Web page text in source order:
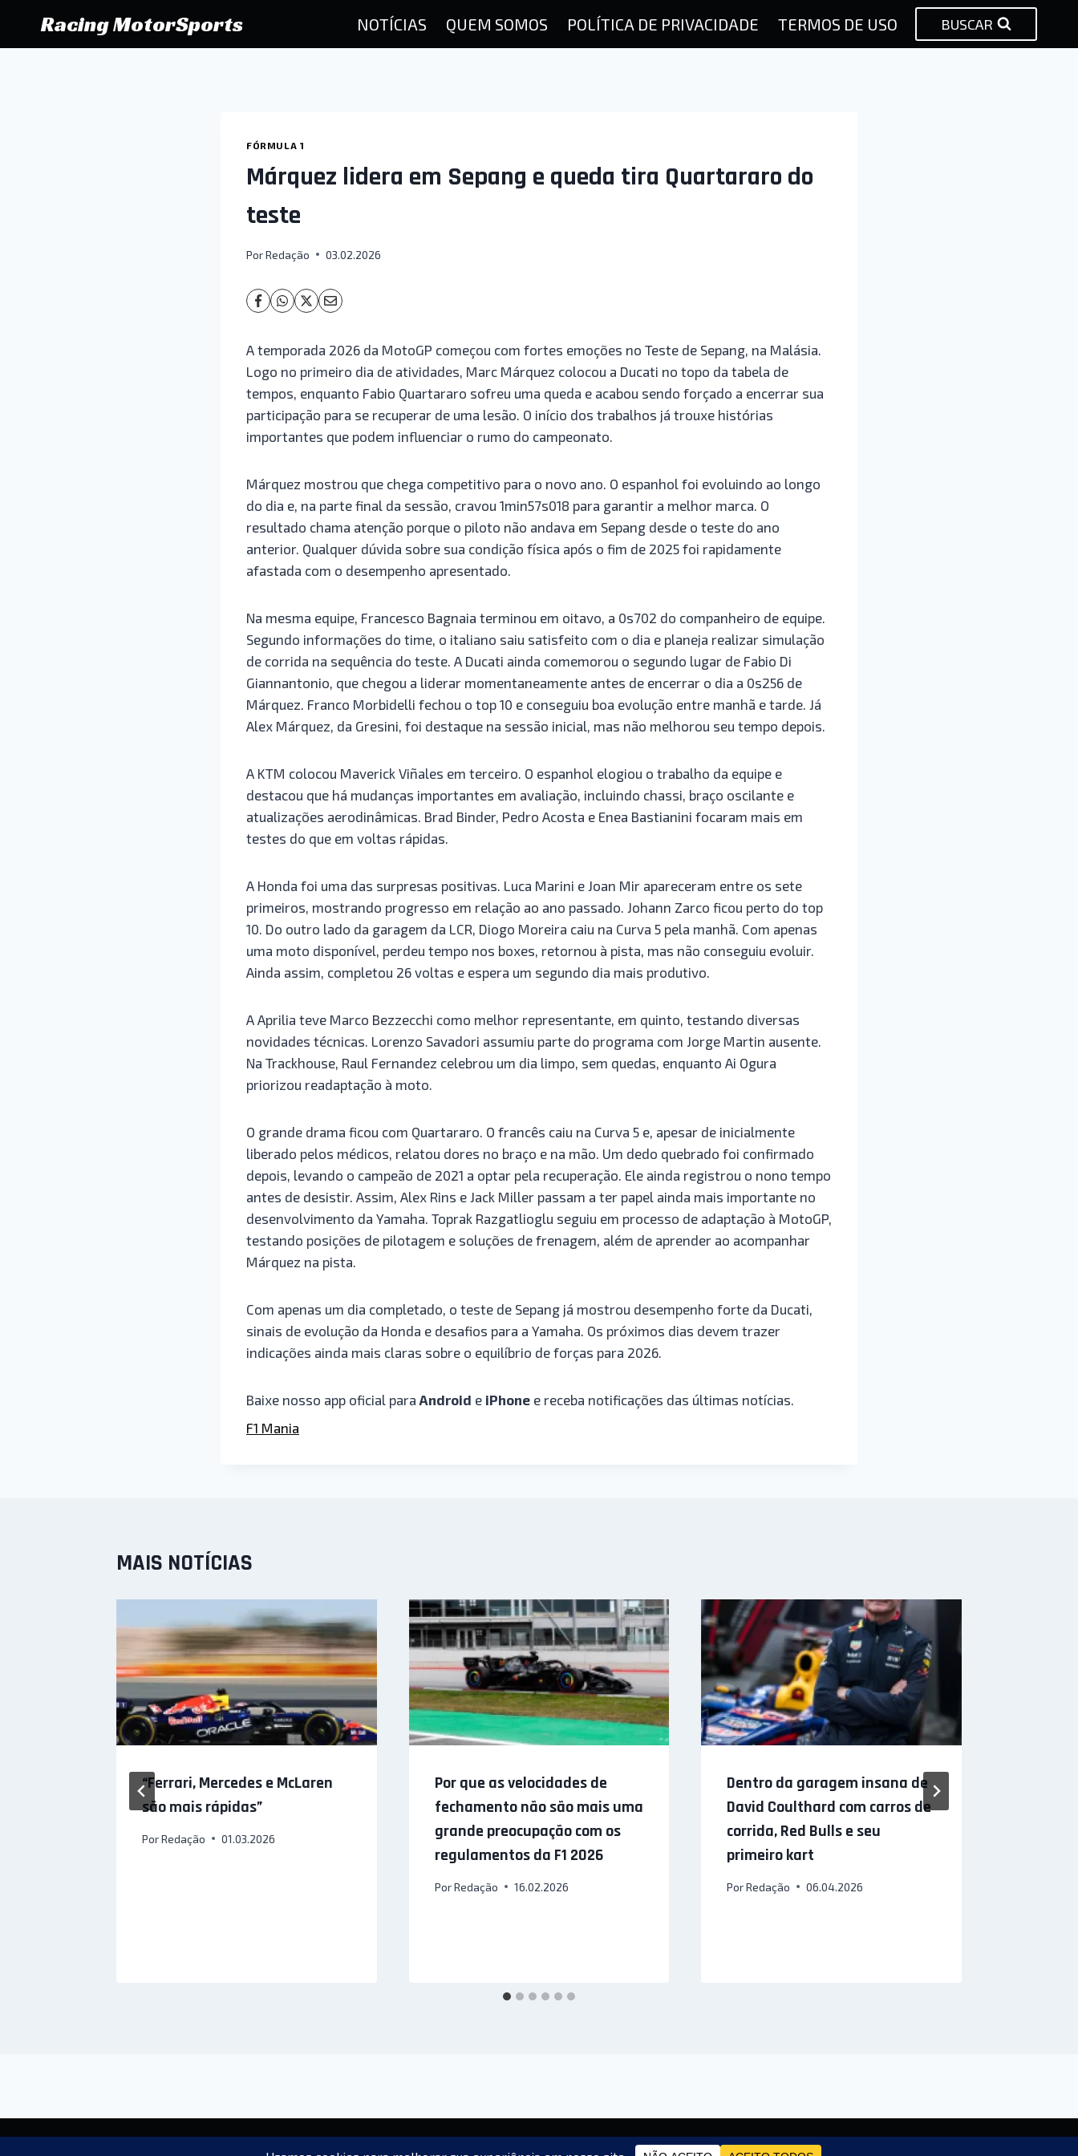
o
Racing MotorSports NOTÍCIAS QUEM SOMOS POLÍTICA DE PRIVACIDADE TERMOS DE USO BUSCAR
FÓRMULA 1
Márquez lidera em Sepang e queda tira Quartararo do
teste
PorRedação 03.02.2026
A temporada 2026 da MotoGP começou com fortes emoções no Teste de Sepang, na Malásia.
Logo no primeiro dia de atividades, Marc Márquez colocou a Ducati no topo da tabela de
tempos, enquanto Fabio Quartararo sofreu uma queda e acabou sendo forçado a encerrar sua
participação para se recuperar de uma lesão. O início dos trabalhos já trouxe histórias
importantes que podem influenciar o rumo do campeonato.
Márquez mostrou que chega competitivo para o novo ano. O espanhol foi evoluindo ao longo
do dia e, na parte final da sessão, cravou 1min57s018 para garantir a melhor marca. O
resultado chama atenção porque o piloto não andava em Sepang desde o teste do ano
anterior. Qualquer dúvida sobre sua condição física após o fim de 2025 foi rapidamente
afastada com o desempenho apresentado.
Na mesma equipe, Francesco Bagnaia terminou em oitavo, a 0s702 do companheiro de equipe.
Segundo informações do time, o italiano saiu satisfeito com o dia e planeja realizar simulação
de corrida na sequência do teste. A Ducati ainda comemorou o segundo lugar de Fabio Di
Giannantonio, que chegou a liderar momentaneamente antes de encerrar o dia a 0s256 de
Márquez. Franco Morbidelli fechou o top 10 e conseguiu boa evolução entre manhã e tarde. Já
Alex Márquez, da Gresini, foi destaque na sessão inicial, mas não melhorou seu tempo depois.
A KTM colocou Maverick Viñales em terceiro. O espanhol elogiou o trabalho da equipe e
destacou que há mudanças importantes em avaliação, incluindo chassi, braço oscilante e
atualizações aerodinâmicas. Brad Binder, Pedro Acosta e Enea Bastianini focaram mais em
testes do que em voltas rápidas.
A Honda foi uma das surpresas positivas. Luca Marini e Joan Mir apareceram entre os sete
primeiros, mostrando progresso em relação ao ano passado. Johann Zarco ficou perto do top
10. Do outro lado da garagem da LCR, Diogo Moreira caiu na Curva 5 pela manhã. Com apenas
uma moto disponível, perdeu tempo nos boxes, retornou à pista, mas não conseguiu evoluir.
Ainda assim, completou 26 voltas e espera um segundo dia mais produtivo.
A Aprilia teve Marco Bezzecchi como melhor representante, em quinto, testando diversas
novidades técnicas. Lorenzo Savadori assumiu parte do programa com Jorge Martin ausente.
Na Trackhouse, Raul Fernandez celebrou um dia limpo, sem quedas, enquanto Ai Ogura
priorizou readaptação à moto.
O grande drama ficou com Quartararo. O francês caiu na Curva 5 e, apesar de inicialmente
liberado pelos médicos, relatou dores no braço e na mão. Um dedo quebrado foi confirmado
depois, levando o campeão de 2021 a optar pela recuperação. Ele ainda registrou o nono tempo
antes de desistir. Assim, Alex Rins e Jack Miller passam a ter papel ainda mais importante no
desenvolvimento da Yamaha. Toprak Razgatlioglu seguiu em processo de adaptação à MotoGP,
testando posições de pilotagem e soluções de frenagem, além de aprender ao acompanhar
Márquez na pista.
Com apenas um dia completado, o teste de Sepang já mostrou desempenho forte da Ducati,
sinais de evolução da Honda e desafios para a Yamaha. Os próximos dias devem trazer
indicações ainda mais claras sobre o equilíbrio de forças para 2026.
Baixe nosso app oficial para Android e iPhone e receba notificações das últimas notícias.
F1 Mania
MAIS NOTÍCIAS
“Ferrari, Mercedes e McLaren
são mais rápidas”
PorRedação 01.03.2026
Por que as velocidades de
fechamento não são mais uma
grande preocupação com os
regulamentos da F1 2026
PorRedação 16.02.2026
Dentro da garagem insana de
David Coulthard com carros de
corrida, Red Bulls e seu
primeiro kart
Por Redação 06.04.2026